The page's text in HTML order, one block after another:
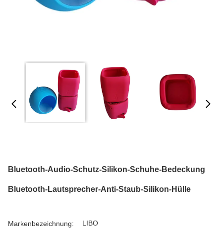
Bluetooth-Audio-Schutz-Silikon-Schuhe-Bedeckung
Bluetooth-Lautsprecher-Anti-Staub-Silikon-Hülle
Markenbezeichnung: LIBO